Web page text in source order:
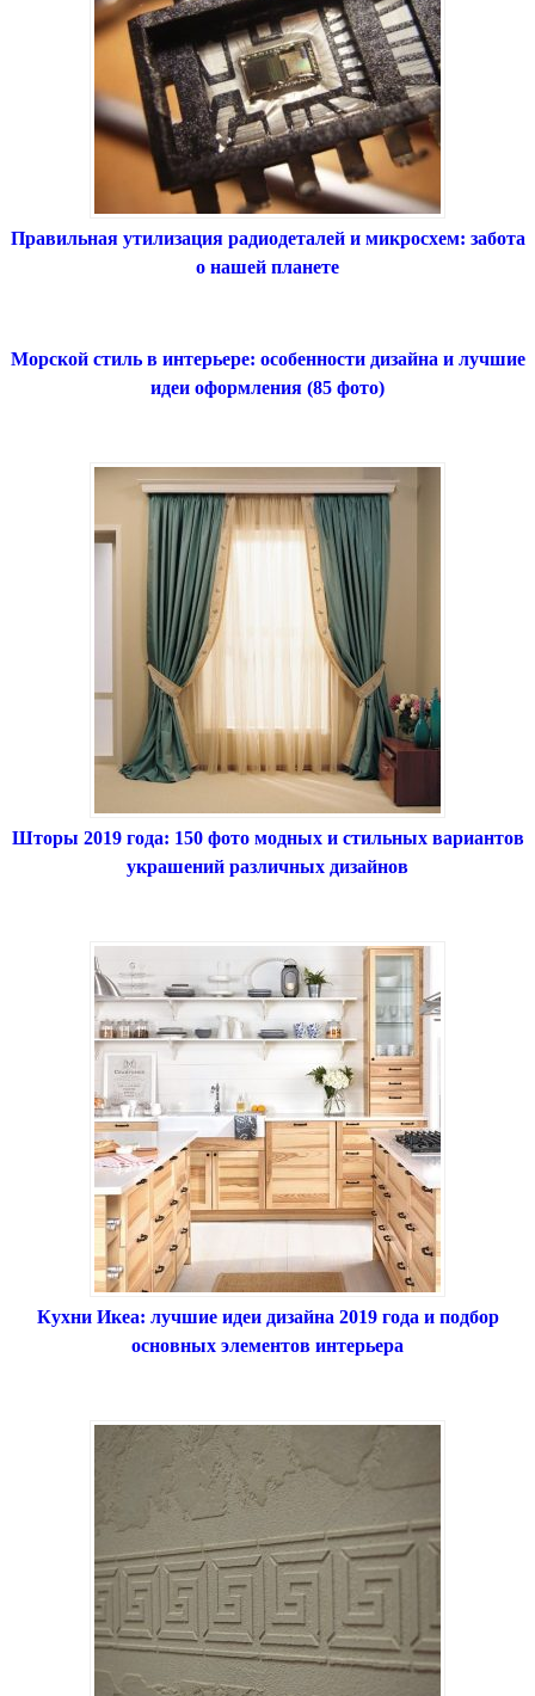
Правильная утилизация радиодеталей и микросхем: забота
о нашей планете
Морской стиль в интерьере: особенности дизайна и лучшие
идеи оформления (85 фото)
Шторы 2019 года: 150 фото модных и стильных вариантов
украшений различных дизайнов
Кухни Икеа: лучшие идеи дизайна 2019 года и подбор
основных элементов интерьера